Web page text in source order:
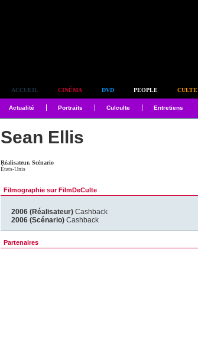
ACCUEIL CINÉMA DVD PEOPLE CULTE
Actualité Portraits Culculte Entretiens
Sean Ellis
Réalisateur, Scénario
États-Unis
Filmographie sur FilmDeCulte
2006 (Réalisateur) Cashback
2006 (Scénario) Cashback
Partenaires